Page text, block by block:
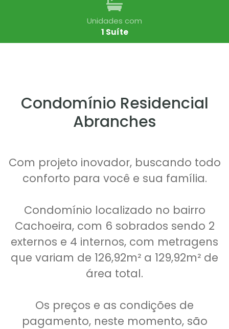
Unidades com
1 Suíte
Condomínio Residencial
Abranches
Com projeto inovador, buscando todo
conforto para você e sua família.
Condomínio localizado no bairro
Cachoeira, com 6 sobrados sendo 2
externos e 4 internos, com metragens
que variam de 126,92m² a 129,92m² de
área total.
Os preços e as condições de
pagamento, neste momento, são